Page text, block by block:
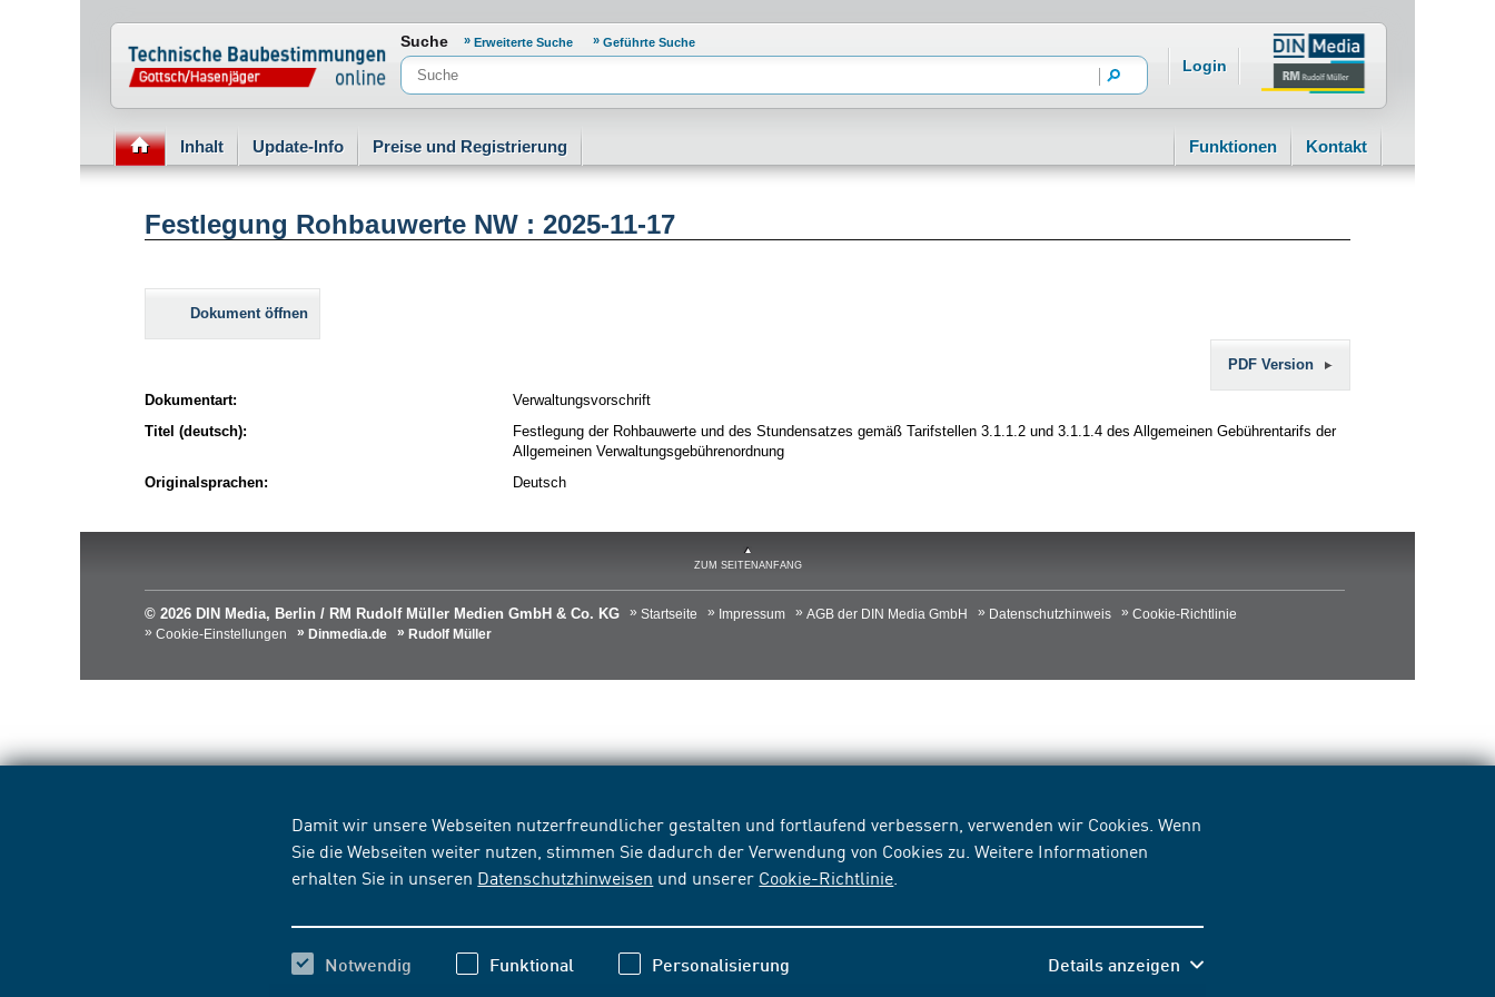
Damit wir unsere Webseiten nutzerfreundlicher gestalten und fortlaufend verbessern, verwenden wir Cookies. Wenn
Sie die Webseiten weiter nutzen, stimmen Sie dadurch der Verwendung von Cookies zu. Weitere Informationen
erhalten Sie in unseren Datenschutzhinweisen und unserer Cookie-Richtlinie
Notwendig Funktional Personalisierung Details anzeigen
Normenportal Barrierefreiheit
Suche Erweiterte Suche Geführte Suche
Login
Inhalt Update-Info Preise und Registrierung Funktionen Kontakt
Festlegung Rohbauwerte NW : 2025-11-17
Dokument öffnen
PDF Version
Dokumentart:
Verwaltungsvorschrift
Titel (deutsch):
Festlegung der Rohbauwerte und des Stundensatzes gemäß Tarifstellen 3.1.1.2 und 3.1.1.4 des Allgemeinen Gebührentarifs der
Allgemeinen Verwaltungsgebührenordnung
Originalsprachen:
Deutsch
ZUM SEITENANFANG
© 2026 DIN Media, Berlin / RM Rudolf Müller Medien GmbH & Co. KG Startseite Impressum AGB der DIN Media GmbH Datenschutzhinweis
Cookie-Richtlinie
Cookie-Einstellungen
Dinmedia.de Rudolf Müller